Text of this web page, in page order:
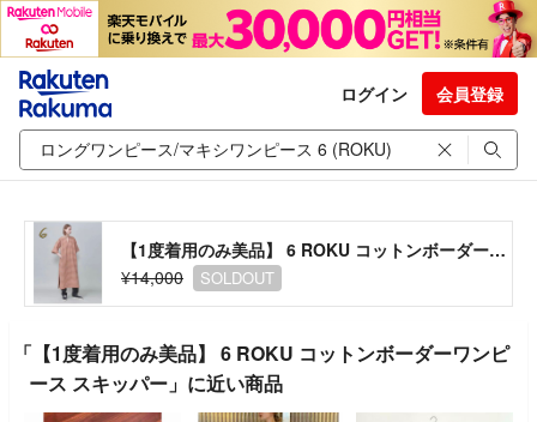
ログイン 会員登録
【1度着用のみ美品】 6 ROKU コットンボーダーワンピース スキッパー
¥14,000
SOLDOUT
「【1度着用のみ美品】 6 ROKU コットンボーダーワンピ
ース スキッパー」に近い商品